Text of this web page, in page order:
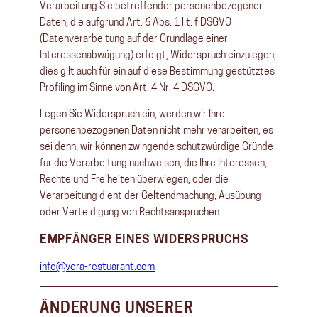
Verarbeitung Sie betreffender personenbezogener
Daten, die aufgrund Art. 6 Abs. 1 lit. f DSGVO
(Datenverarbeitung auf der Grundlage einer
Interessenabwägung) erfolgt, Widerspruch einzulegen;
dies gilt auch für ein auf diese Bestimmung gestütztes
Profiling im Sinne von Art. 4 Nr. 4 DSGVO.
Legen Sie Widerspruch ein, werden wir Ihre
personenbezogenen Daten nicht mehr verarbeiten, es
sei denn, wir können zwingende schutzwürdige Gründe
für die Verarbeitung nachweisen, die Ihre Interessen,
Rechte und Freiheiten überwiegen, oder die
Verarbeitung dient der Geltendmachung, Ausübung
oder Verteidigung von Rechtsansprüchen.
EMPFÄNGER EINES WIDERSPRUCHS
info@vera-restuarant.com
ÄNDERUNG UNSERER